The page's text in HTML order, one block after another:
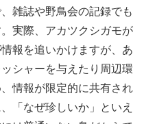
雑誌や野鳥会の記録でも
実際、アカツクシガモが
報を追いかけますが、あ
シャーを与えたり周辺環
情報が限定的に共有され
「なぜ珍しいか」といえ